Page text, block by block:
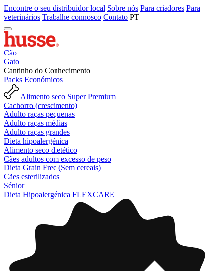
Encontre o seu distribuidor local Sobre nós Para criadores Para
veterinários Trabalhe connosco Contato PT
Cão
Gato
Cantinho do Conhecimento
Packs Económicos
Alimento seco Super Premium
Cachorro (crescimento)
Adulto raças pequenas
Adulto raças médias
Adulto raças grandes
Dieta hipoalergénica
Alimento seco dietético
Cães adultos com excesso de peso
Dieta Grain Free (Sem cereais)
Cães esterilizados
Sénior
Dieta Hipoalergénica FLEXCARE